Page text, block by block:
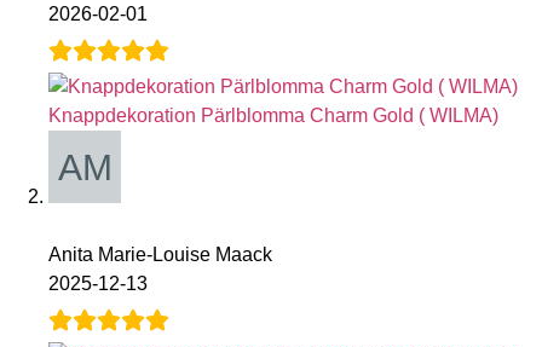
2026-02-01
Knappdekoration Pärlblomma Charm Gold ( WILMA)
Anita Marie-Louise Maack
2025-12-13